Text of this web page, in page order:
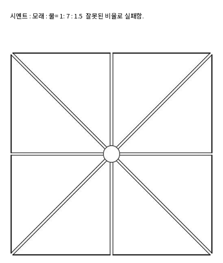
시멘트 : 모래 : 물= 1: 7 : 1.5  잘못된 비율로 실패함.